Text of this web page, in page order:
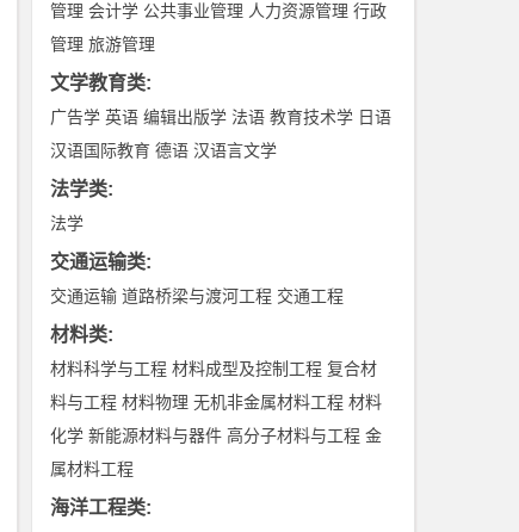
管理 会计学 公共事业管理 人力资源管理 行政
管理 旅游管理
文学教育类:
广告学 英语 编辑出版学 法语 教育技术学 日语
汉语国际教育 德语 汉语言文学
法学类:
法学
交通运输类:
交通运输 道路桥梁与渡河工程 交通工程
材料类:
材料科学与工程 材料成型及控制工程 复合材
料与工程 材料物理 无机非金属材料工程 材料
化学 新能源材料与器件 高分子材料与工程 金
属材料工程
海洋工程类: